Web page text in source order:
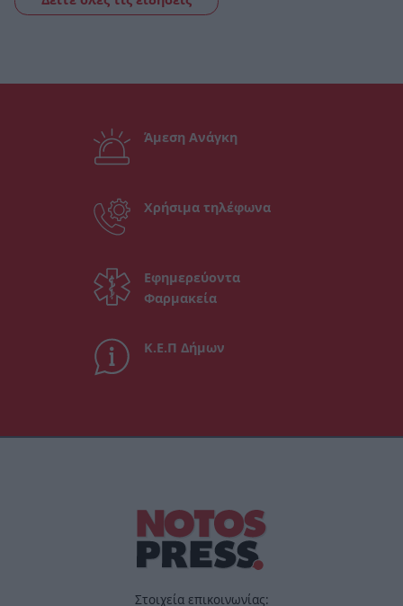
Άμεση Ανάγκη
Χρήσιμα τηλέφωνα
Εφημερεύοντα
Φαρμακεία
Κ.Ε.Π Δήμων
Στοιχεία επικοινωνίας: